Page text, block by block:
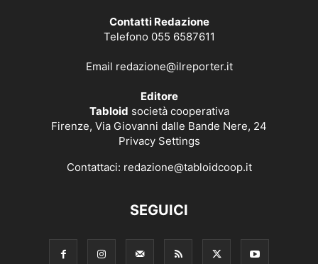
Contatti Redazione
Telefono 055 6587611
Email redazione@ilreporter.it
Editore
Tabloid società cooperativa
Firenze, Via Giovanni dalle Bande Nere, 24
Privacy Settings
Contattaci: redazione@tabloidcoop.it
SEGUICI